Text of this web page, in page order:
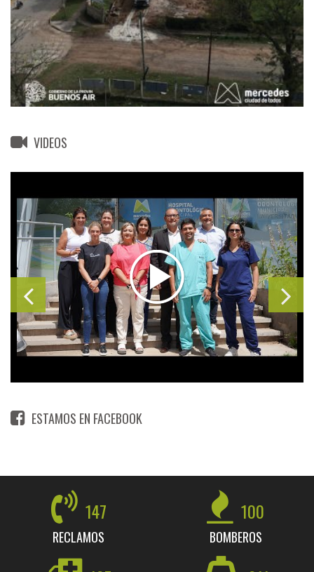
VIDEOS
ESTAMOS EN FACEBOOK
147
RECLAMOS
100
BOMBEROS